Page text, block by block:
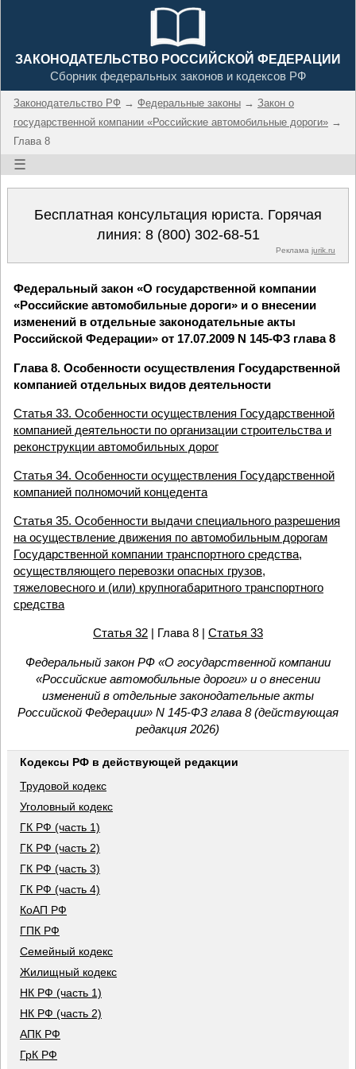
ЗАКОНОДАТЕЛЬСТВО РОССИЙСКОЙ ФЕДЕРАЦИИ
Сборник федеральных законов и кодексов РФ
Законодательство РФ → Федеральные законы → Закон о
государственной компании «Российские автомобильные дороги» →
Глава 8
☰
Бесплатная консультация юриста. Горячая
линия: 8 (800) 302-68-51
Реклама jurik.ru
Федеральный закон «О государственной компании
«Российские автомобильные дороги» и о внесении
изменений в отдельные законодательные акты
Российской Федерации» от 17.07.2009 N 145-ФЗ глава 8
Глава 8. Особенности осуществления Государственной
компанией отдельных видов деятельности
Статья 33. Особенности осуществления Государственной
компанией деятельности по организации строительства и
реконструкции автомобильных дорог
Статья 34. Особенности осуществления Государственной
компанией полномочий концедента
Статья 35. Особенности выдачи специального разрешения
на осуществление движения по автомобильным дорогам
Государственной компании транспортного средства,
осуществляющего перевозки опасных грузов,
тяжеловесного и (или) крупногабаритного транспортного
средства
Статья 32| Глава 8 | Статья 33
Федеральный закон РФ «О государственной компании
«Российские автомобильные дороги» и о внесении
изменений в отдельные законодательные акты
Российской Федерации» N 145-ФЗ глава 8 (действующая
редакция 2026)
Кодексы РФ в действующей редакции
Трудовой кодекс
Уголовный кодекс
ГК РФ (часть 1)
ГК РФ (часть 2)
ГК РФ (часть 3)
ГК РФ (часть 4)
КоАП РФ
ГПК РФ
Семейный кодекс
Жилищный кодекс
НК РФ (часть 1)
НК РФ (часть 2)
АПК РФ
ГрК РФ